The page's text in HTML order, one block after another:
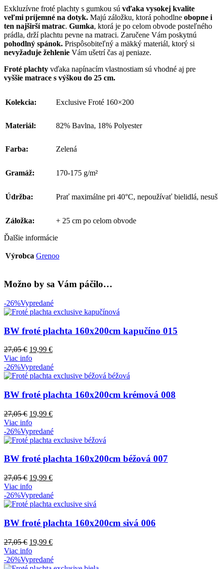
Exkluzívne froté plachty s gumkou sú vďaka vysokej kvalite
veľmi príjemné na dotyk. Majú záložku, ktorá pohodlne obopne i
ten najširší matrac. Gumka, ktorá je po celom obvode posteľného
prádla, drží plachtu pevne na matraci. Zaručene Vám poskytnú
pohodlný spánok. Prispôsobiteľný a mäkký materiál, ktorý si
nevyžaduje žehlenie Vám ušetrí čas aj peniaze.
Froté plachty vďaka napínacím vlastnostiam sú vhodné aj pre
vyššie matrace s výškou do 25 cm.
Kolekcia: Exclusive Froté 160×200
Materiál: 82% Bavlna, 18% Polyester
Farba: Zelená
Gramáž: 170-175 g/m²
Údržba: Prať maximálne pri 40°C, nepoužívať bielidlá,
Záložka: + 25 cm po celom obvode
Ďalšie informácie
Výrobca Grenoo
Možno by sa Vám páčilo…
-26%Vypredané
BW froté plachta 160x200cm kapučíno 015
27,05€ 19,99 €
Viac info
-26%Vypredané
BW froté plachta 160x200cm krémová 008
27,05€ 19,99 €
Viac info
-26%Vypredané
BW froté plachta 160x200cm béžová 007
27,05€ 19,99 €
Viac info
-26%Vypredané
BW froté plachta 160x200cm sivá 006
27,05€ 19,99 €
Viac info
-26%Vypredané